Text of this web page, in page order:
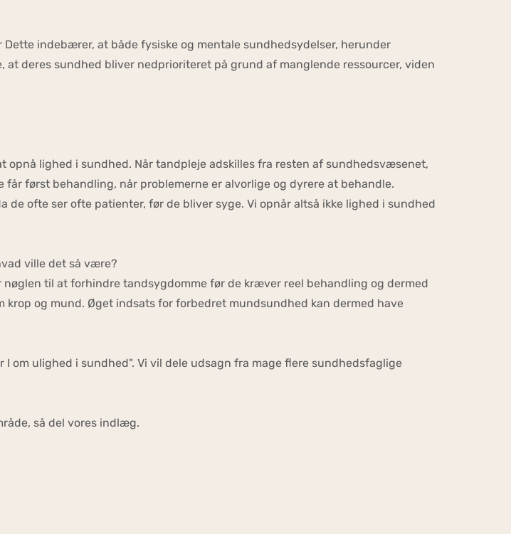
indebærer, at både fysiske og mentale sundhedsydelser, herunder
deres sundhed bliver nedprioriteret på grund af manglende ressourcer, viden
lighed i sundhed. Når tandpleje adskilles fra resten af sundhedsvæsenet,
først behandling, når problemerne er alvorlige og dyrere at behandle.
ofte ser ofte patienter, før de bliver syge. Vi opnår altså ikke lighed i sundhed
ville det så være?
til at forhindre tandsygdomme før de kræver reel behandling og dermed
og mund. Øget indsats for forbedret mundsundhed kan dermed have
om ulighed i sundhed". Vi vil dele udsagn fra mage flere sundhedsfaglige
så del vores indlæg.